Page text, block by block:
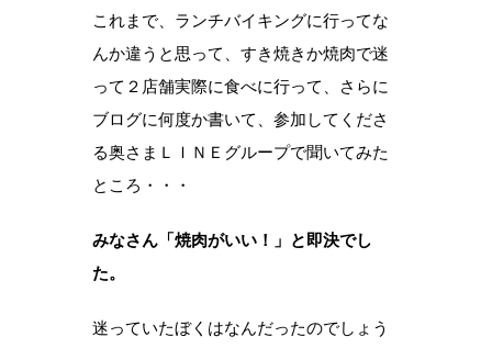
これまで、ランチバイキングに行ってな
んか違うと思って、すき焼きか焼肉で迷
って２店舗実際に食べに行って、さらに
ブログに何度か書いて、参加してくださ
る奥さまＬＩＮＥグループで聞いてみた
ところ・・・
みなさん「焼肉がいい！」と即決でし
た。
迷っていたぼくはなんだったのでしょう